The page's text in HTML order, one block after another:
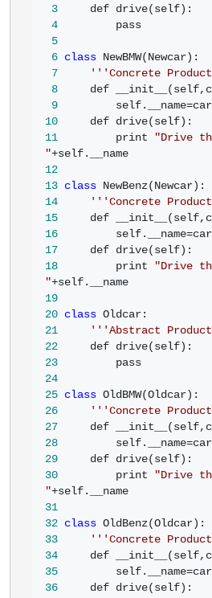
3
4
5
6 class
7
''' Concrete Product
8
9
         self.__name=
10
11
         print
"
"+
12
13 class
14
''' Concrete Product
15
16
         self.__name=
17
18
         print
"
"+
19
20 class
21
''' Abstract Product
22
23
24
25 class
26
''' Concrete Product
27
28
         self.__name=
29
30
         print
"
"+
31
32 class
33
''' Concrete Product
34
35
         self.__name=
36